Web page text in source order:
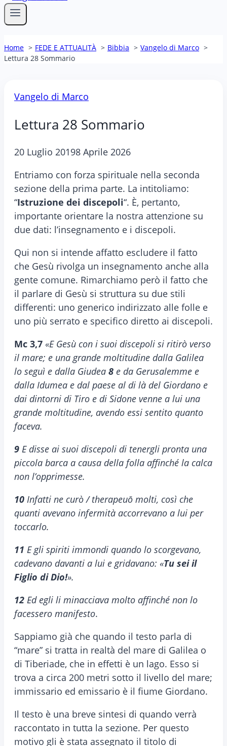
Home FEDE E ATTUALITÀ Bibbia
Vangelo di Marco
Lettura 28 Sommario
Vangelo di Marco
Lettura 28 Sommario
20 Luglio 20198 Aprile 2026
Entriamo con forza spirituale nella seconda
sezione della prima parte. La intitoliamo:
“Istruzione dei discepoli“. È, pertanto,
importante orientare la nostra attenzione su
due dati: l’insegnamento e i discepoli.
Qui non si intende affatto escludere il fatto
che Gesù rivolga un insegnamento anche alla
gente comune. Rimarchiamo però il fatto che
il parlare di Gesù si struttura su due stili
differenti: uno generico indirizzato alle folle e
uno più serrato e specifico diretto ai discepoli.
Mc 3,7 «E Gesù con i suoi discepoli si ritirò verso
il mare; e una grande moltitudine dalla Galilea
lo seguì e dalla Giudea 8 e da Gerusalemme e
dalla Idumea e dal paese al di là del Giordano e
dai dintorni di Tiro e di Sidone venne a lui una
grande moltitudine, avendo essi sentito quanto
faceva.
9 E disse ai suoi discepoli di tenergli pronta una
piccola barca a causa della folla affinché la calca
non l’opprimesse.
10 Infatti ne curò / therapeuō molti, così che
quanti avevano infermità accorrevano a lui per
toccarlo.
11 E gli spiriti immondi quando lo scorgevano,
cadevano davanti a lui e gridavano: «Tu sei il
Figlio di Dio!».
12 Ed egli li minacciava molto affinché non lo
facessero manifesto.
Sappiamo già che quando il testo parla di
“mare” si tratta in realtà del mare di Galilea o
di Tiberiade, che in effetti è un lago. Esso si
trova a circa 200 metri sotto il livello del mare;
immissario ed emissario è il fiume Giordano.
Il testo è una breve sintesi di quando verrà
raccontato in tutta la sezione. Per questo
motivo gli è stata assegnato il titolo di